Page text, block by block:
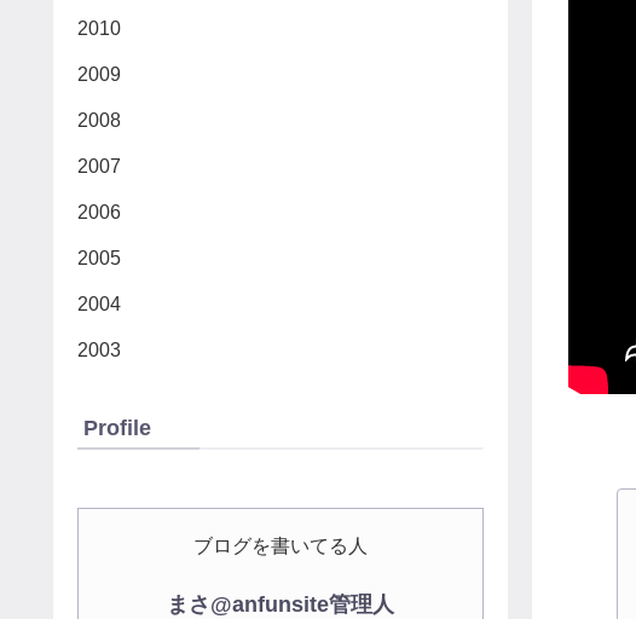
2010
2009
2008
2007
2006
2005
2004
2003
Profile
ブログを書いてる人
まさ@anfunsite管理人